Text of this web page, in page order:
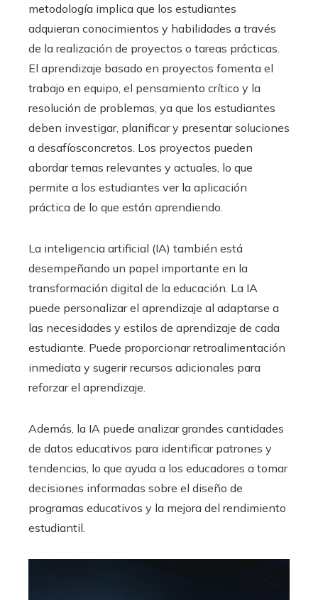
metodología implica que los estudiantes
adquieran conocimientos y habilidades a través
de la realización de proyectos o tareas prácticas.
El aprendizaje basado en proyectos fomenta el
trabajo en equipo, el pensamiento crítico y la
resolución de problemas, ya que los estudiantes
deben investigar, planificar y presentar soluciones
a desafíosconcretos. Los proyectos pueden
abordar temas relevantes y actuales, lo que
permite a los estudiantes ver la aplicación
práctica de lo que están aprendiendo.
La inteligencia artificial (IA) también está
desempeñando un papel importante en la
transformación digital de la educación. La IA
puede personalizar el aprendizaje al adaptarse a
las necesidades y estilos de aprendizaje de cada
estudiante. Puede proporcionar retroalimentación
inmediata y sugerir recursos adicionales para
reforzar el aprendizaje.
Además, la IA puede analizar grandes cantidades
de datos educativos para identificar patrones y
tendencias, lo que ayuda a los educadores a tomar
decisiones informadas sobre el diseño de
programas educativos y la mejora del rendimiento
estudiantil.